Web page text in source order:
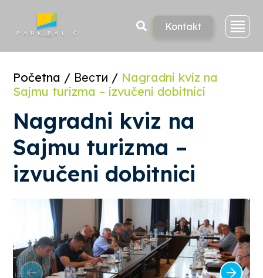
Kontakt
Početna / Вести / Nagradni kviz na
Sajmu turizma – izvučeni dobitnici
Nagradni kviz na
Sajmu turizma –
izvučeni dobitnici